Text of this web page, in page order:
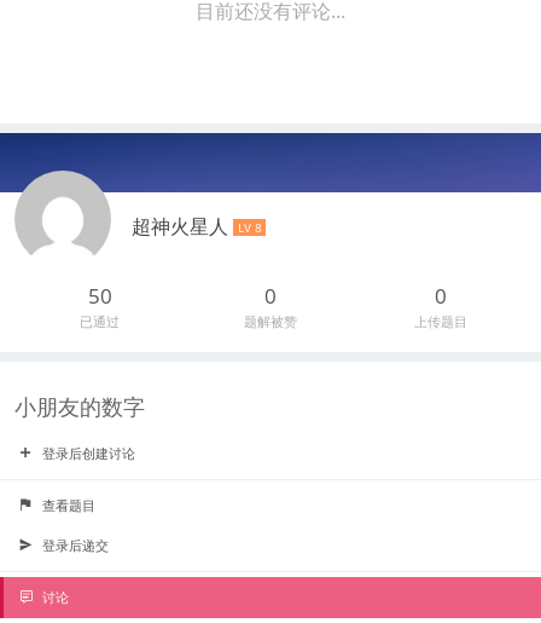
目前还没有评论...
超神火星人 LV 8
50
已通过
0
题解被赞
0
上传题目
小朋友的数字
登录后创建讨论
查看题目
登录后递交
讨论